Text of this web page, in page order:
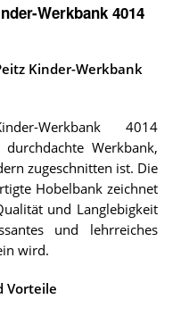
Werkbank 4014
Kinder-Werkbank
Werkbank 4014
Werkbank,
zugeschnitten ist. Die
Hobelbank zeichnet
und Langlebigkeit
und lehrreiches
wird.
Vorteile